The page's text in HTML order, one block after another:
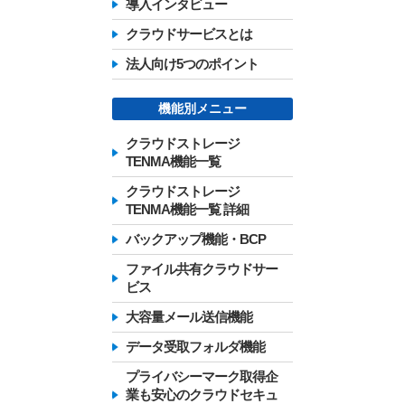
導入インタビュー
クラウドサービスとは
法人向け5つのポイント
機能別メニュー
クラウドストレージ
TENMA機能一覧
クラウドストレージ
TENMA機能一覧 詳細
バックアップ機能・BCP
ファイル共有クラウドサー
ビス
大容量メール送信機能
データ受取フォルダ機能
プライバシーマーク取得企
業も安心のクラウドセキュ